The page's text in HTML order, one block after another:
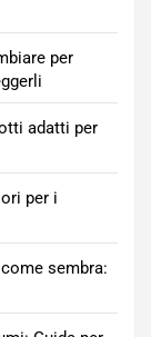
per
adatti per
per i
sembra: